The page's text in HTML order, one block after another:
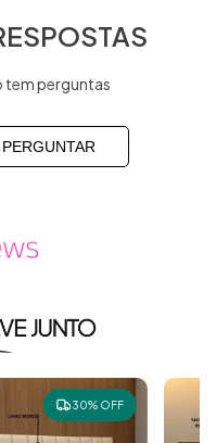
tem perguntas
30% OFF